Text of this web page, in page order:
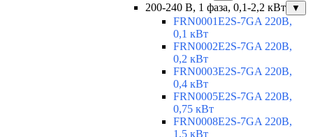
200-240 В, 1 фаза, 0,1-2,2 кВт ▼
FRN0001E2S-7GA 220В,
0,1 кВт
FRN0002E2S-7GA 220В,
0,2 кВт
FRN0003E2S-7GA 220В,
0,4 кВт
FRN0005E2S-7GA 220В,
0,75 кВт
FRN0008E2S-7GA 220В,
1,5 кВт